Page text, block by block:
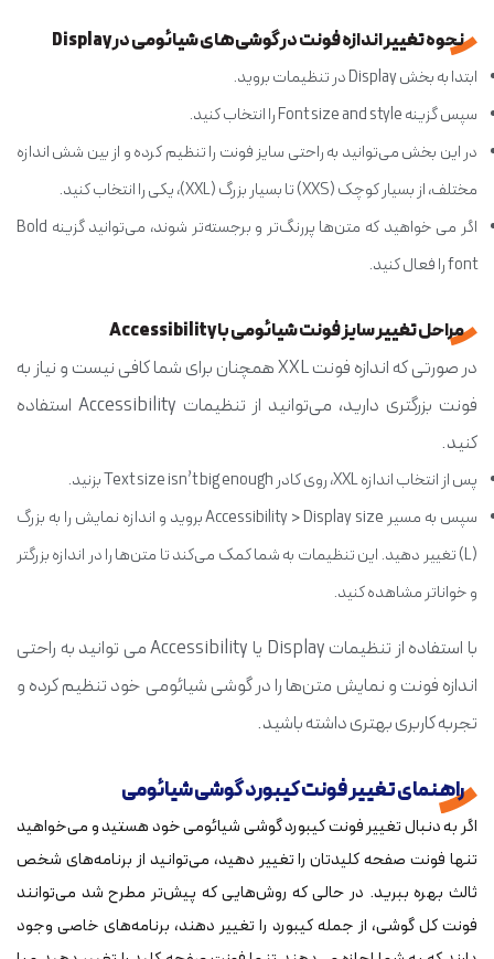
نحوه تغییر اندازه فونت در گوشی‌های شیائومی در Display
ابتدا به بخش Display در تنظیمات بروید.
سپس گزینه Font size and style را انتخاب کنید.
در این بخش می‌توانید به راحتی سایز فونت را تنظیم کرده و از بین شش اندازه
مختلف، از بسیار کوچک (XXS) تا بسیار بزرگ (XXL)، یکی را انتخاب کنید.
اگر می خواهید که متن‌ها پررنگ‌تر و برجسته‌تر شوند، می‌توانید گزینه Bold
font را فعال کنید.
مراحل تغییر سایز فونت شیائومی با Accessibility
در صورتی که اندازه فونت XXL همچنان برای شما کافی نیست و نیاز به
فونت بزرگتری دارید، می‌توانید از تنظیمات Accessibility استفاده
کنید.
پس از انتخاب اندازه XXL، روی کادر Text size isn’t big enough بزنید.
سپس به مسیر Accessibility > Display size بروید و اندازه نمایش را به بزرگ
(L) تغییر دهید. این تنظیمات به شما کمک می‌کند تا متن‌ها را در اندازه بزرگتر
و خواناتر مشاهده کنید.
با استفاده از تنظیمات Display یا Accessibility می توانید به راحتی
اندازه فونت و نمایش متن‌ها را در گوشی شیائومی خود تنظیم کرده و
تجربه کاربری بهتری داشته باشید.
راهنمای تغییر فونت کیبورد گوشی شیائومی
اگر به دنبال تغییر فونت کیبورد گوشی شیائومی خود هستید و می‌خواهید
تنها فونت صفحه کلیدتان را تغییر دهید، می‌توانید از برنامه‌های شخص
ثالث بهره ببرید. در حالی که روش‌هایی که پیش‌تر مطرح شد می‌توانند
فونت کل گوشی، از جمله کیبورد را تغییر دهند، برنامه‌های خاصی وجود